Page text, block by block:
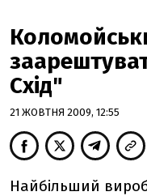
Схід"
21 ЖОВТНЯ 2009, 12:55
Найбільший